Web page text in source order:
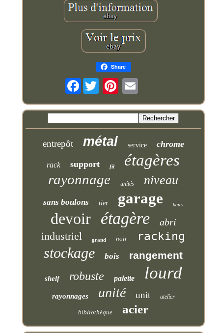
Share
Facebook
entrepôt métal service chrome
rack support fil étagères
rayonnage unités niveau
sans boulons tier garage baies
devoir étagère abri
industriel grand noir racking
stockage bois rangement
shelf robuste palette lourd
rayonnages unité unit atelier
bibliothèque acier